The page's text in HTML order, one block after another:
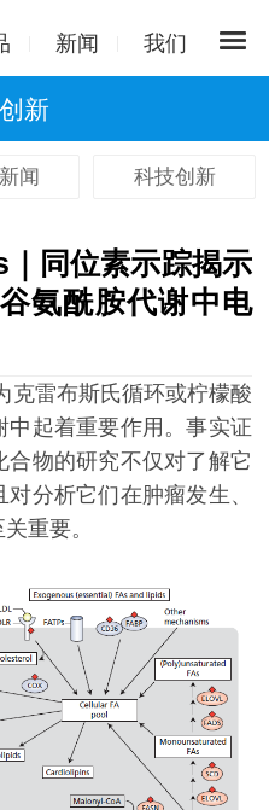
新闻 我们
新
闻 科技创新
同位素示踪揭示
氨酰胺代谢中电
克雷布斯氏循环或柠檬酸
起着重要作用。事实证
物的研究不仅对了解它
分析它们在肿瘤发生、
重要。